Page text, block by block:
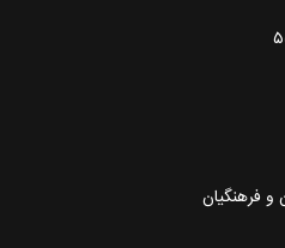
و فرهنگیان